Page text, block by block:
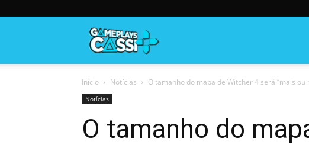
Início Notícias O tamanho do mapa de Witcher 4 será “mais ou
Notícias
O tamanho do